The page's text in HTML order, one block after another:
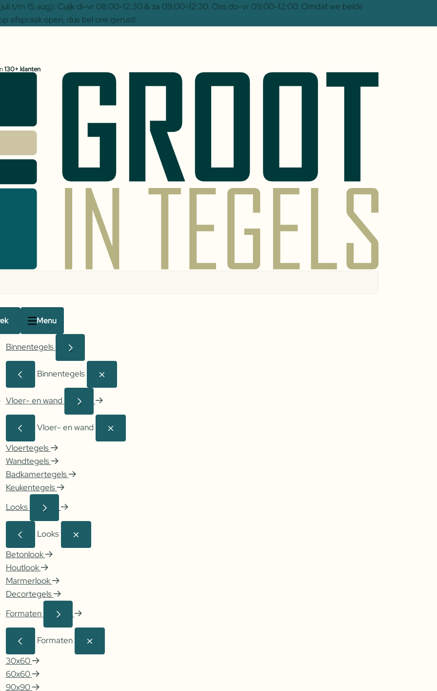
t/m 15 aug): Cuijk di-vr 08:00–12:30 & za 09:00–12:30. Oss do-vr 09:00–12:00. Omdat we beide
afspraak open, dus bel ons gerust!
130+ klanten
Menu
Binnentegels
Binnentegels
Vloer- en wand
Vloer- en wand
Vloertegels
Wandtegels
Badkamertegels
Keukentegels
Looks
Looks
Betonlook
Houtlook
Marmerlook
Decortegels
Formaten
Formaten
30x60
60x60
90x90